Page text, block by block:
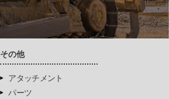
その他
アタッチメント
パーツ